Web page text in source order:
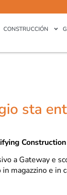
CONSTRUCCIÓN
sta
a Gateway e
magazzino e in